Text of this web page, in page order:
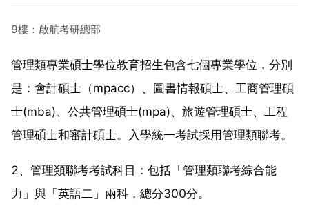
9樓：啟航考研總部
管理類專業碩士學位教育招生包含七個專業學位，分別
是：會計碩士（mpacc）、圖書情報碩士、工商管理碩
士(mba)、公共管理碩士(mpa)、旅遊管理碩士、工程
管理碩士和審計碩士。入學統一考試採用管理類聯考。
2、管理類聯考考試科目：包括「管理類聯考綜合能
力」與「英語二」兩科，總分300分。